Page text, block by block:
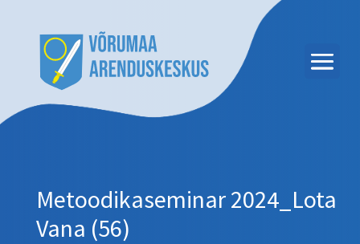
Metoodikaseminar 2024_Lota
Vana (56)